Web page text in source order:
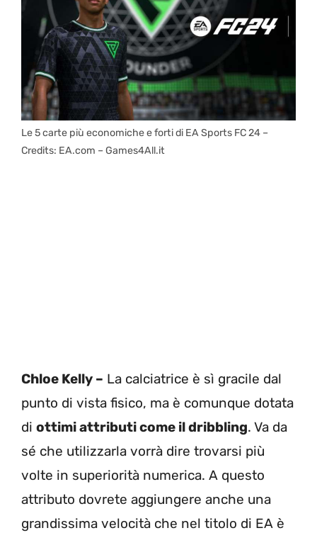
Le 5 carte più economiche e forti di EA Sports FC 24 –
Credits: EA.com – Games4All.it
Chloe Kelly – La calciatrice è sì gracile dal
punto di vista fisico, ma è comunque dotata
di ottimi attributi come il dribbling. Va da
sé che utilizzarla vorrà dire trovarsi più
volte in superiorità numerica. A questo
attributo dovrete aggiungere anche una
grandissima velocità che nel titolo di EA è